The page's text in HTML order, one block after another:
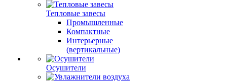
Тепловые завесы
Промышленные
Компактные
Интерьерные
(вертикальные)
Осушители